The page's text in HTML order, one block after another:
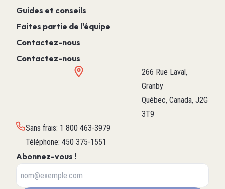
Guides et conseils
Faites partie de l'équipe
Contactez-nous
Contactez-nous
266 Rue Laval,
Granby
Québec, Canada, J2G
3T9
Sans frais: 1 800 463-3979
Téléphone: 450 375-1551
Abonnez-vous !